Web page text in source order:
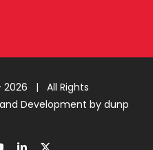
2026 | All Rights
Development by dunp
YouTubeLinkedIn